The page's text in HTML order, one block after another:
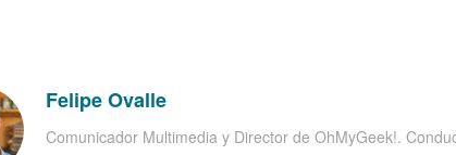
Felipe Ovalle
Comunicador Multimedia y Director de OhMyGeek!.